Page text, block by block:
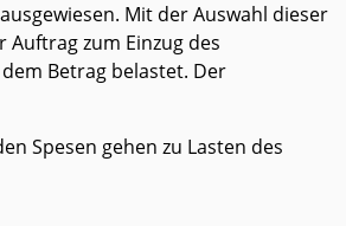
Mit der Auswahl dieser
Auftrag zum Einzug des
Betrag belastet. Der
Spesen gehen zu Lasten des